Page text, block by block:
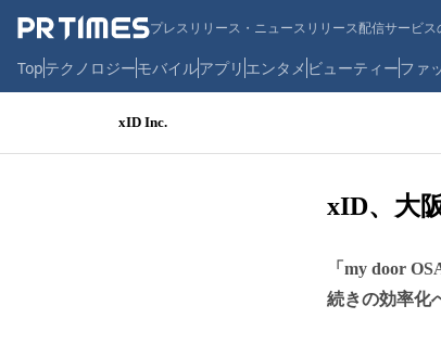
プレスリリース・ニュースリリース配信サービス
Topテクノロジーモバイルアプリ エンタメ ビューティーファ
xID Inc.
xID、大
「my door
続きの効率化